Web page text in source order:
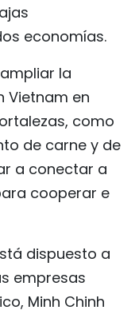
economías.
la
Vietnam en
como
de carne y de
a conectar a
cooperar e
dispuesto a
empresas
Minh Chinh